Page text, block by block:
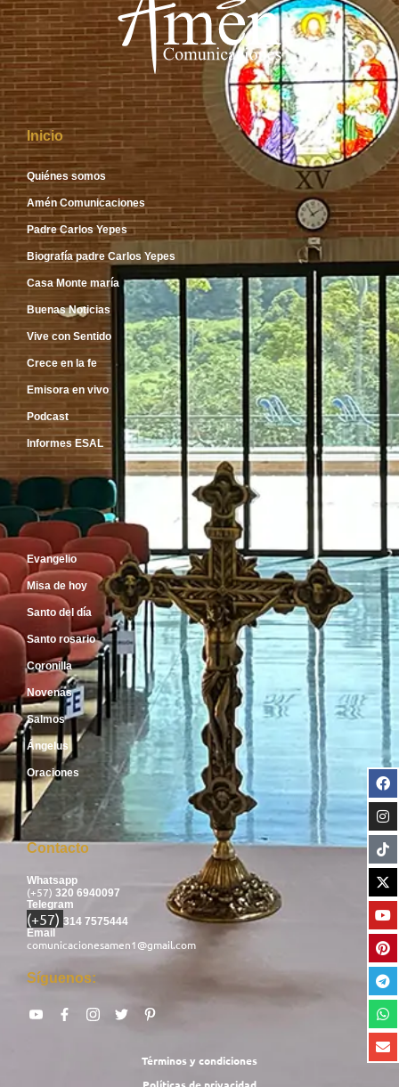
Inicio
Quiénes somos
Amén Comunicaciones
Padre Carlos Yepes
Biografía padre Carlos Yepes
Casa Monte maría
Buenas Noticias
Vive con Sentido
Crece en la fe
Emisora en vivo
Podcast
Informes ESAL
Inicio
Evangelio
Misa de hoy
Santo del día
Santo rosario
Coronilla
Novenas
Salmos
Ángelus
Oraciones
Contacto
Whatsapp
(+57) 320 6940097
Telegram
(+57) 314 7575444
Email
comunicacionesamen1@gmail.com
Síguenos:
Términos y condiciones
Políticas de privacidad